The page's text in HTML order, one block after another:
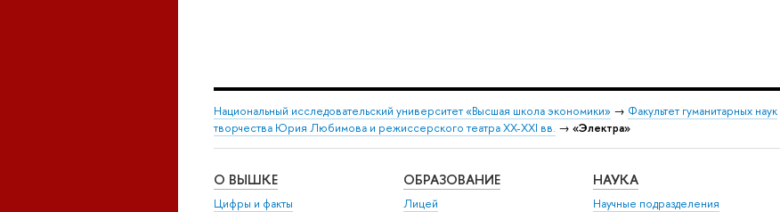
Национальный исследовательский университет «Высшая школа экономики» → Факультет гуманитарных наук
творчества Юрия Любимова и режиссерского театра XX-XXI вв. → «Электра»
О ВЫШКЕ
Цифры и факты
ОБРАЗОВАНИЕ
Лицей
НАУКА
Научные подразделения